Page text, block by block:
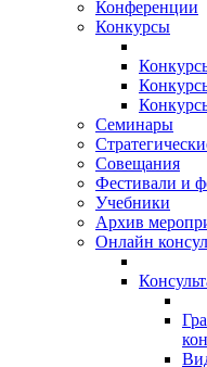
Конференции
Конкурсы
Семинары
Совещания
Фестивали и
Учебники
Архив
Онлайн